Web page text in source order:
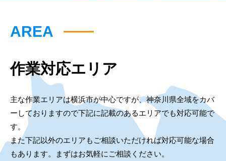
AREA
作業対応エリア
主な作業エリアは横浜市が中心ですが、神奈川県全域をカバ
ーしておりますので下記に記載のあるエリアでも対応可能で
す。
また下記以外のエリアもご相談いただければ対応可能な場合
もあります。まずはお気軽にご相談ください。